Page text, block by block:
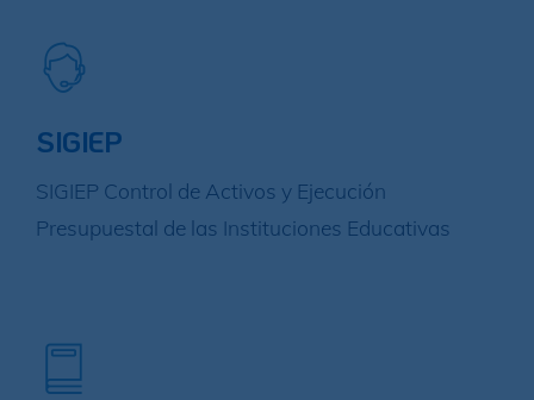
SIGIEP
SIGIEP Control de Activos y Ejecución
Presupuestal de las Instituciones Educativas